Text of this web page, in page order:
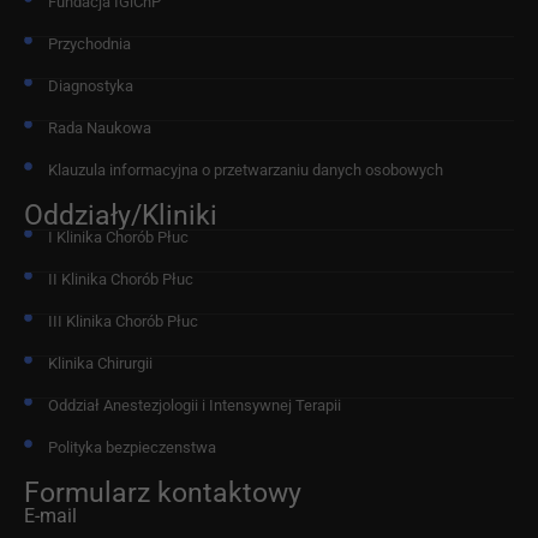
Przychodnia
Diagnostyka
Rada Naukowa
Klauzula informacyjna o przetwarzaniu danych osobowych
Oddziały/Kliniki
I Klinika Chorób Płuc
II Klinika Chorób Płuc
III Klinika Chorób Płuc
Klinika Chirurgii
Oddział Anestezjologii i Intensywnej Terapii
Polityka bezpieczenstwa
Formularz kontaktowy
E-mail